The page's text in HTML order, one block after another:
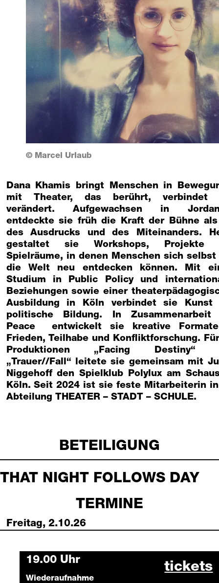
Dana Khamis bringt Menschen in
mit Theater, das berührt, verbindet
verändert. Aufgewachsen in
entdeckte sie früh die Kraft der Bühne
des Ausdrucks und des Miteinanders.
gestaltet sie Workshops, Projekte
Spielräume, in denen Menschen sich selbst
die Welt neu entdecken können. Mit
Studium in Public Policy und
Beziehungen sowie einer
Ausbildung in Köln verbindet sie Kunst
politische Bildung. In Zusammenarbeit
Peace entwickelt sie kreative
Frieden, Teilhabe und Konfliktforschung.
Produktionen „Facing Destiny“
„Trauer//Fall“ leitete sie gemeinsam mit
Niggehoff den Spielklub Polylux am
Köln. Seit 2024 ist sie feste Mitarbeiterin
Abteilung THEATER – STADT – SCHULE.
© Marcel Urlaub
BETEILIGUNG
THAT NIGHT FOLLOWS DAY
TERMINE
Freitag, 2.10.26
Friday, 2 October 2026
19.00 Uhr
Wiederaufnahme
tickets
that